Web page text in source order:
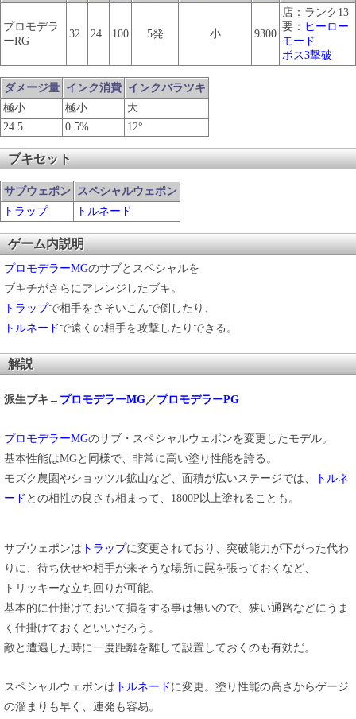
プロモデラ
ーRG
32 24 100 5発 小 9300
店：ランク13
要： ヒーロー
モード
ボス3撃破
ダメージ量 インク消費 インクバラツキ
極小
極小
大
24.5
0.5% 12°
ブキセット
サブウェポン
スペシャルウェポン
トラップ
トルネード
ゲーム内説明
プロモデラーMGのサブとスペシャルを
ブキチがさらにアレンジしたブキ。
トラップで相手をさそいこんで倒したり、
トルネード で遠くの相手を攻撃したりできる。
解説
派生ブキ→ プロモデラーMG／プロモデラーPG
プロモデラーMGのサブ・スペシャルウェポンを変更したモデル。
基本性能はMGと同様で、非常に高い塗り性能を誇る。
モズク農園やショッツル鉱山など、面積が広いステージでは、
トルネ
ード との相性の良さも相まって、1800P以上塗れることも。
サブウェポンは トラップに変更されており、突破能力が下がった代わ
りに、待ち伏せや相手が来そうな場所に罠を張っておくなど、
トリッキーな立ち回りが可能。
基本的に仕掛けておいて損をする事は無いので、狭い通路などにうま
く仕掛けておくといいだろう。
敵と遭遇した時に一度距離を離して設置しておくのも有効だ。
スペシャルウェポンは トルネード に変更。塗り性能の高さからゲージ
の溜まりも早く、連発も容易。